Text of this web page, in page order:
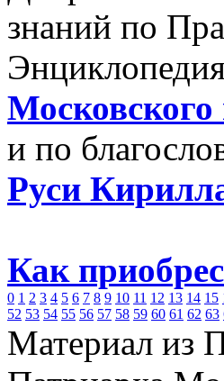
знаний по
и по
Руси
Как
0 1 2 3 4 5 6 7 8 9 10 11 12 13 14 15
52 53 54 55 56 57 58 59 60 61 62 63
Материал из